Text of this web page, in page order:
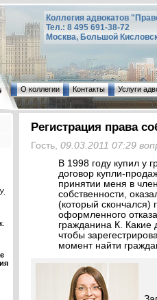
Коллегия адвокатов
Тел.: 8 495 691-38-72
Москва, Большой
О коллегии Контакты Услуги
Регистрация права
Гость, 09.03.2011 07:29
В 1998 году купил у
договор купли-
принятии меня в
собственности,
(который скончался)
оформленного
гражданина К. Какие
чтобы
момент найти